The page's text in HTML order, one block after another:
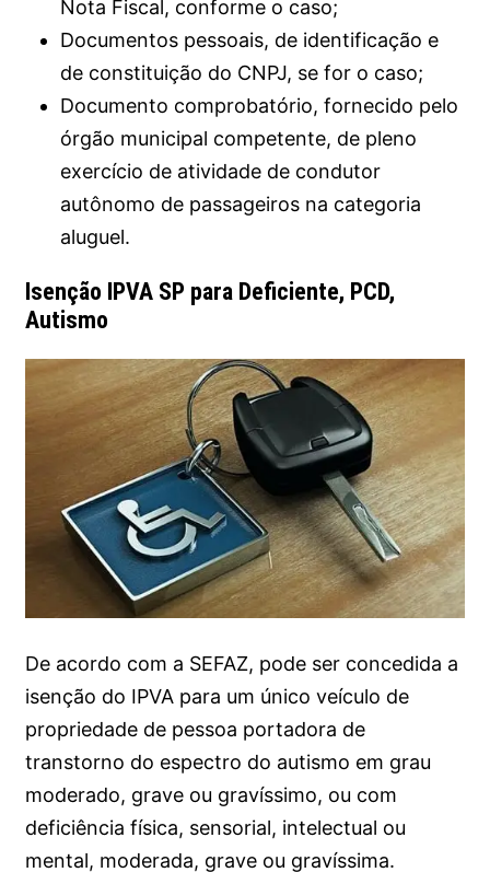
Nota Fiscal, conforme o caso;
Documentos pessoais, de identificação e
de constituição do CNPJ, se for o caso;
Documento comprobatório, fornecido pelo
órgão municipal competente, de pleno
exercício de atividade de condutor
autônomo de passageiros na categoria
aluguel.
Isenção IPVA SP para Deficiente, PCD,
Autismo
De acordo com a SEFAZ, pode ser concedida a
isenção do IPVA para um único veículo de
propriedade de pessoa portadora de
transtorno do espectro do autismo em grau
moderado, grave ou gravíssimo, ou com
deficiência física, sensorial, intelectual ou
mental, moderada, grave ou gravíssima.